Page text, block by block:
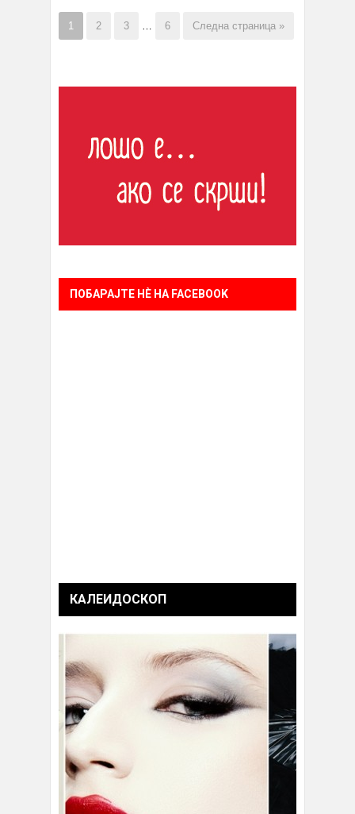
1 2 3 … 6 Следна страница »
ПОБАРАЈТЕ НÈ НА FACEBOOK
КАЛЕИДОСКОП